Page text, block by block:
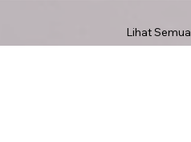
Lihat Semua